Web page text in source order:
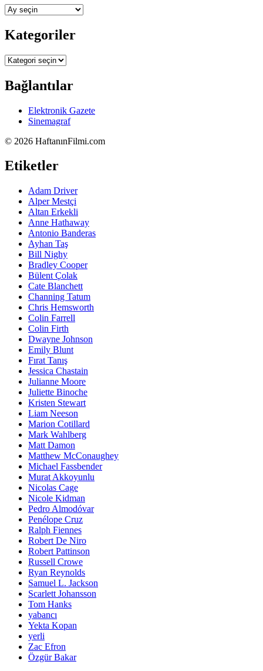
Arşivler
Kategoriler
Kategoriler
Bağlantılar
Elektronik Gazete
Sinemagraf
© 2026 HaftanınFilmi.com
Etiketler
Adam Driver
Alper Mestçi
Altan Erkekli
Anne Hathaway
Antonio Banderas
Ayhan Taş
Bill Nighy
Bradley Cooper
Bülent Çolak
Cate Blanchett
Channing Tatum
Chris Hemsworth
Colin Farrell
Colin Firth
Dwayne Johnson
Emily Blunt
Fırat Tanış
Jessica Chastain
Julianne Moore
Juliette Binoche
Kristen Stewart
Liam Neeson
Marion Cotillard
Mark Wahlberg
Matt Damon
Matthew McConaughey
Michael Fassbender
Murat Akkoyunlu
Nicolas Cage
Nicole Kidman
Pedro Almodóvar
Penélope Cruz
Ralph Fiennes
Robert De Niro
Robert Pattinson
Russell Crowe
Ryan Reynolds
Samuel L. Jackson
Scarlett Johansson
Tom Hanks
yabancı
Yekta Kopan
yerli
Zac Efron
Özgür Bakar